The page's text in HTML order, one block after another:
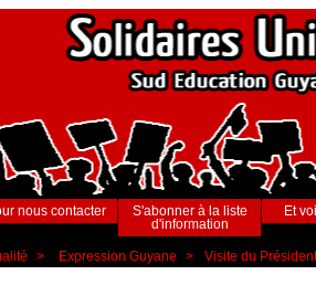
nous contacter
S'abonner à la liste
d'information
Et
> Expression Guyane > Visite du